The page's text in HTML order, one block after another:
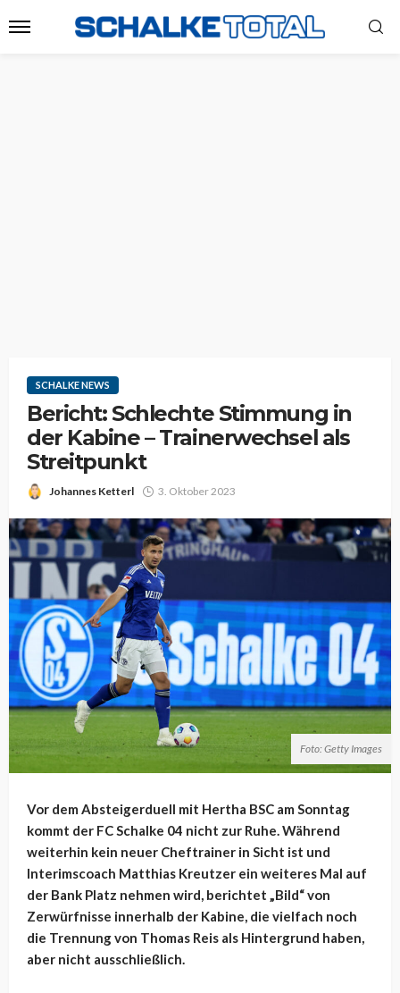
SCHALKE NEWS
Bericht: Schlechte Stimmung in
der Kabine – Trainerwechsel als
Streitpunkt
Johannes Ketterl 3. Oktober 2023
Foto: Getty Images
Vor dem Absteigerduell mit Hertha BSC am Sonntag
kommt der FC Schalke 04 nicht zur Ruhe. Während
weiterhin kein neuer Cheftrainer in Sicht ist und
Interimscoach Matthias Kreutzer ein weiteres Mal auf
der Bank Platz nehmen wird, berichtet „Bild“ von
Zerwürfnisse innerhalb der Kabine, die vielfach noch
die Trennung von Thomas Reis als Hintergrund haben,
aber nicht ausschließlich.